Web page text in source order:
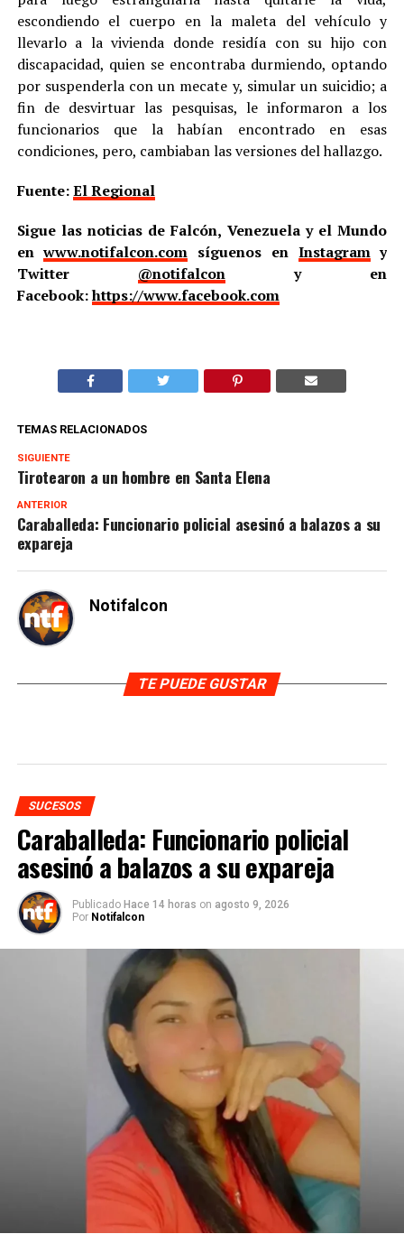
escondiendo el cuerpo en la maleta del vehículo y
llevarlo a la vivienda donde residía con su hijo con
discapacidad, quien se encontraba durmiendo, optando
por suspenderla con un mecate y, simular un suicidio; a
fin de desvirtuar las pesquisas, le informaron a los
funcionarios que la habían encontrado en esas
condiciones, pero, cambiaban las versiones del hallazgo.
Fuente:El Regional
Sigue las noticias de Falcón, Venezuela y el Mundo
enwww.notifalcon.com síguenos en Instagramy
Twitter @notifalcony en
Facebook:https://www.facebook.com
TEMAS RELACIONADOS
SIGUIENTE
Tirotearon a un hombre en Santa Elena
ANTERIOR
Caraballeda: Funcionario policial asesinó a balazos a su
expareja
Notifalcon
TE PUEDE GUSTAR
SUCESOS
Caraballeda: Funcionario policial
asesinó a balazos a su expareja
Publicado Hace 14 horas on agosto 9, 2026
Por Notifalcon